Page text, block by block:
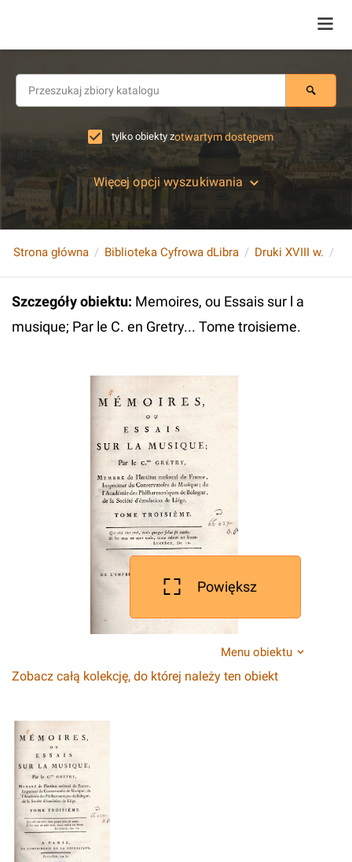
tylko obiekty zotwartym dostępem
Więcej opcji wyszukiwania
Strona główna Biblioteka Cyfrowa dLibra Druki XVIII w.
Szczegóły obiektu: Memoires, ou Essais sur l a
musique; Par le C. en Gretry... Tome troisieme.
Powiększ
Menu obiektu
Zobacz całą kolekcję, do której należy ten obiekt